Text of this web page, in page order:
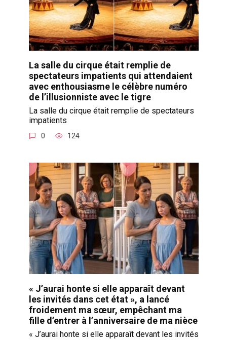
La salle du cirque était remplie de
spectateurs impatients qui attendaient
avec enthousiasme le célèbre numéro
de l’illusionniste avec le tigre
La salle du cirque était remplie de spectateurs
impatients
0 124
« J’aurai honte si elle apparaît devant
les invités dans cet état », a lancé
froidement ma sœur, empêchant ma
fille d’entrer à l’anniversaire de ma nièce
« J’aurai honte si elle apparaît devant les invités